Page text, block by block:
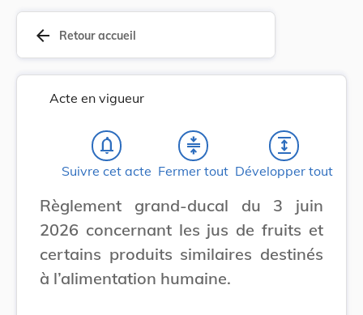
arrow_back Retour accueil
Acte en vigueur
notifications_none
Suivre cet acte
compress
Fermer tout
expand
Développer tout
Règlement grand-ducal du 3 juin
2026 concernant les jus de fruits et
certains produits similaires destinés
à l’alimentation humaine.